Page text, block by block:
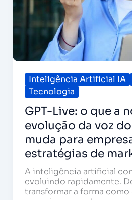
Inteligência Artificial IA
Tecnologia
GPT-Live: o que a
evolução da voz
muda para
estratégias de
A inteligência artificial
evoluindo rapidamente.
transformar a forma como
para
empresas
estratégias